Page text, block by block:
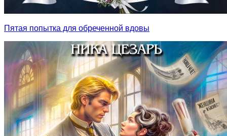
Пятая попытка для обреченной вдовы